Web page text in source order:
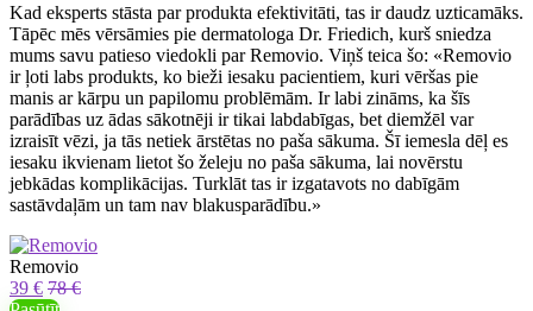
Kad eksperts stāsta par produkta efektivitāti, tas ir daudz uzticamāks.
Tāpēc mēs vērsāmies pie dermatologa Dr. Friedich, kurš sniedza
mums savu patieso viedokli par Removio. Viņš teica šo: «Removio
ir ļoti labs produkts, ko bieži iesaku pacientiem, kuri vēršas pie
manis ar kārpu un papilomu problēmām. Ir labi zināms, ka šīs
parādības uz ādas sākotnēji ir tikai labdabīgas, bet diemžēl var
izraisīt vēzi, ja tās netiek ārstētas no paša sākuma. Šī iemesla dēļ es
iesaku ikvienam lietot šo želeju no paša sākuma, lai novērstu
jebkādas komplikācijas. Turklāt tas ir izgatavots no dabīgām
sastāvdaļām un tam nav blakusparādību.»
Removio
39 € 78 €